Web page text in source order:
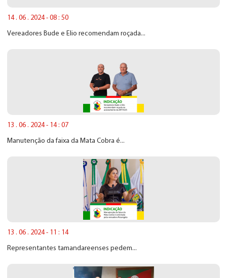
14 . 06 . 2024 - 08 : 50
Vereadores Bude e Elio recomendam roçada...
13 . 06 . 2024 - 14 : 07
Manutenção da faixa da Mata Cobra é...
13 . 06 . 2024 - 11 : 14
Representantes tamandareenses pedem...